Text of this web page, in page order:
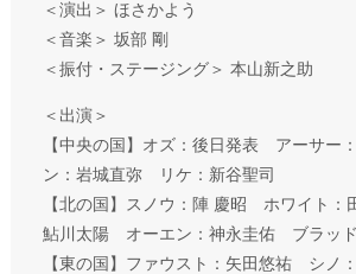
＜演出＞ ほさかよう
＜音楽＞ 坂部 剛
＜振付・ステージング＞ 本山新之助
＜出演＞
【中央の国】オズ：後日発表 アーサー
ン：岩城直弥 リケ：新谷聖司
【北の国】スノウ：陣 慶昭 ホワイト：
鮎川太陽 オーエン：神永圭佑 ブラッ
【東の国】ファウスト：矢田悠祐 シノ